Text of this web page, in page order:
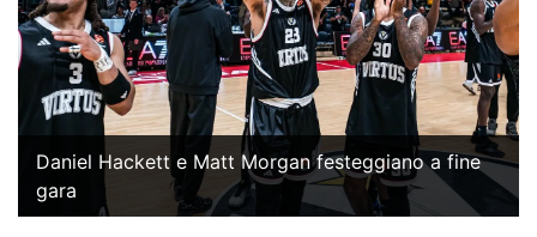
Daniel Hackett e Matt Morgan festeggiano a fine
gara